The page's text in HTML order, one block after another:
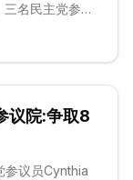
名民主党参议
记者会上以道德
他们所说的「特
在其将参与监管
议院:争取8
参议员Cynthia